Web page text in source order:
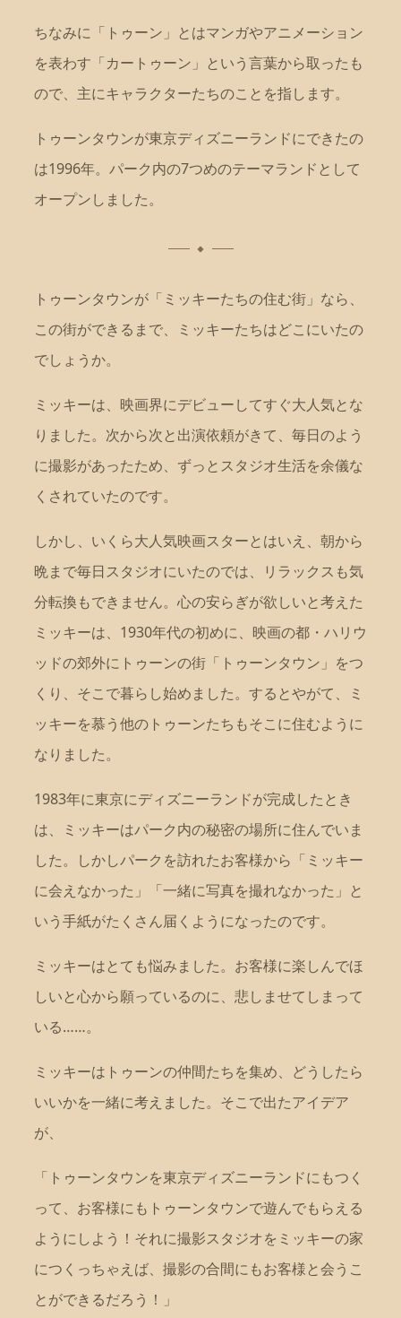
ちなみに「トゥーン」とはマンガやアニメーション
を表わす「カートゥーン」という言葉から取ったも
ので、主にキャラクターたちのことを指します。
トゥーンタウンが東京ディズニーランドにできたの
は1996年。パーク内の7つめのテーマランドとして
オープンしました。
トゥーンタウンが「ミッキーたちの住む街」なら、
この街ができるまで、ミッキーたちはどこにいたの
でしょうか。
ミッキーは、映画界にデビューしてすぐ大人気とな
りました。次から次と出演依頼がきて、毎日のよう
に撮影があったため、ずっとスタジオ生活を余儀な
くされていたのです。
しかし、いくら大人気映画スターとはいえ、朝から
晩まで毎日スタジオにいたのでは、リラックスも気
分転換もできません。心の安らぎが欲しいと考えた
ミッキーは、1930年代の初めに、映画の都・ハリウ
ッドの郊外にトゥーンの街「トゥーンタウン」をつ
くり、そこで暮らし始めました。するとやがて、ミ
ッキーを慕う他のトゥーンたちもそこに住むように
なりました。
1983年に東京にディズニーランドが完成したとき
は、ミッキーはパーク内の秘密の場所に住んでいま
した。しかしパークを訪れたお客様から「ミッキー
に会えなかった」「一緒に写真を撮れなかった」と
いう手紙がたくさん届くようになったのです。
ミッキーはとても悩みました。お客様に楽しんでほ
しいと心から願っているのに、悲しませてしまって
いる……。
ミッキーはトゥーンの仲間たちを集め、どうしたら
いいかを一緒に考えました。そこで出たアイデア
が、
「トゥーンタウンを東京ディズニーランドにもつく
って、お客様にもトゥーンタウンで遊んでもらえる
ようにしよう！それに撮影スタジオをミッキーの家
につくっちゃえば、撮影の合間にもお客様と会うこ
とができるだろう！」